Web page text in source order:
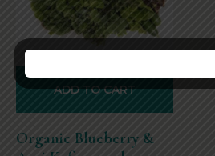
Organic Blueberry &
ADD TO CART